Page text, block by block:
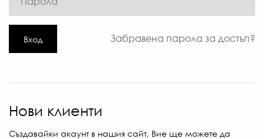
Вход Забравена парола за достъп?
Нови клиенти
Създавайки акаунт в нашия сайт, Вие ще можете да